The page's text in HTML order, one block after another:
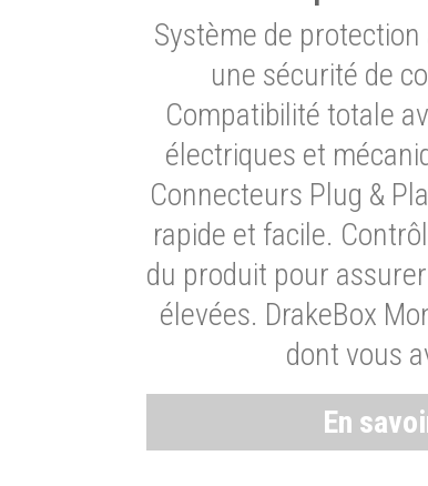
Système de
une sécurité de
Compatibilité totale
électriques et
Connecteurs Plug &
rapide et facile.
du produit pour
élevées. DrakeBox
dont vous
En